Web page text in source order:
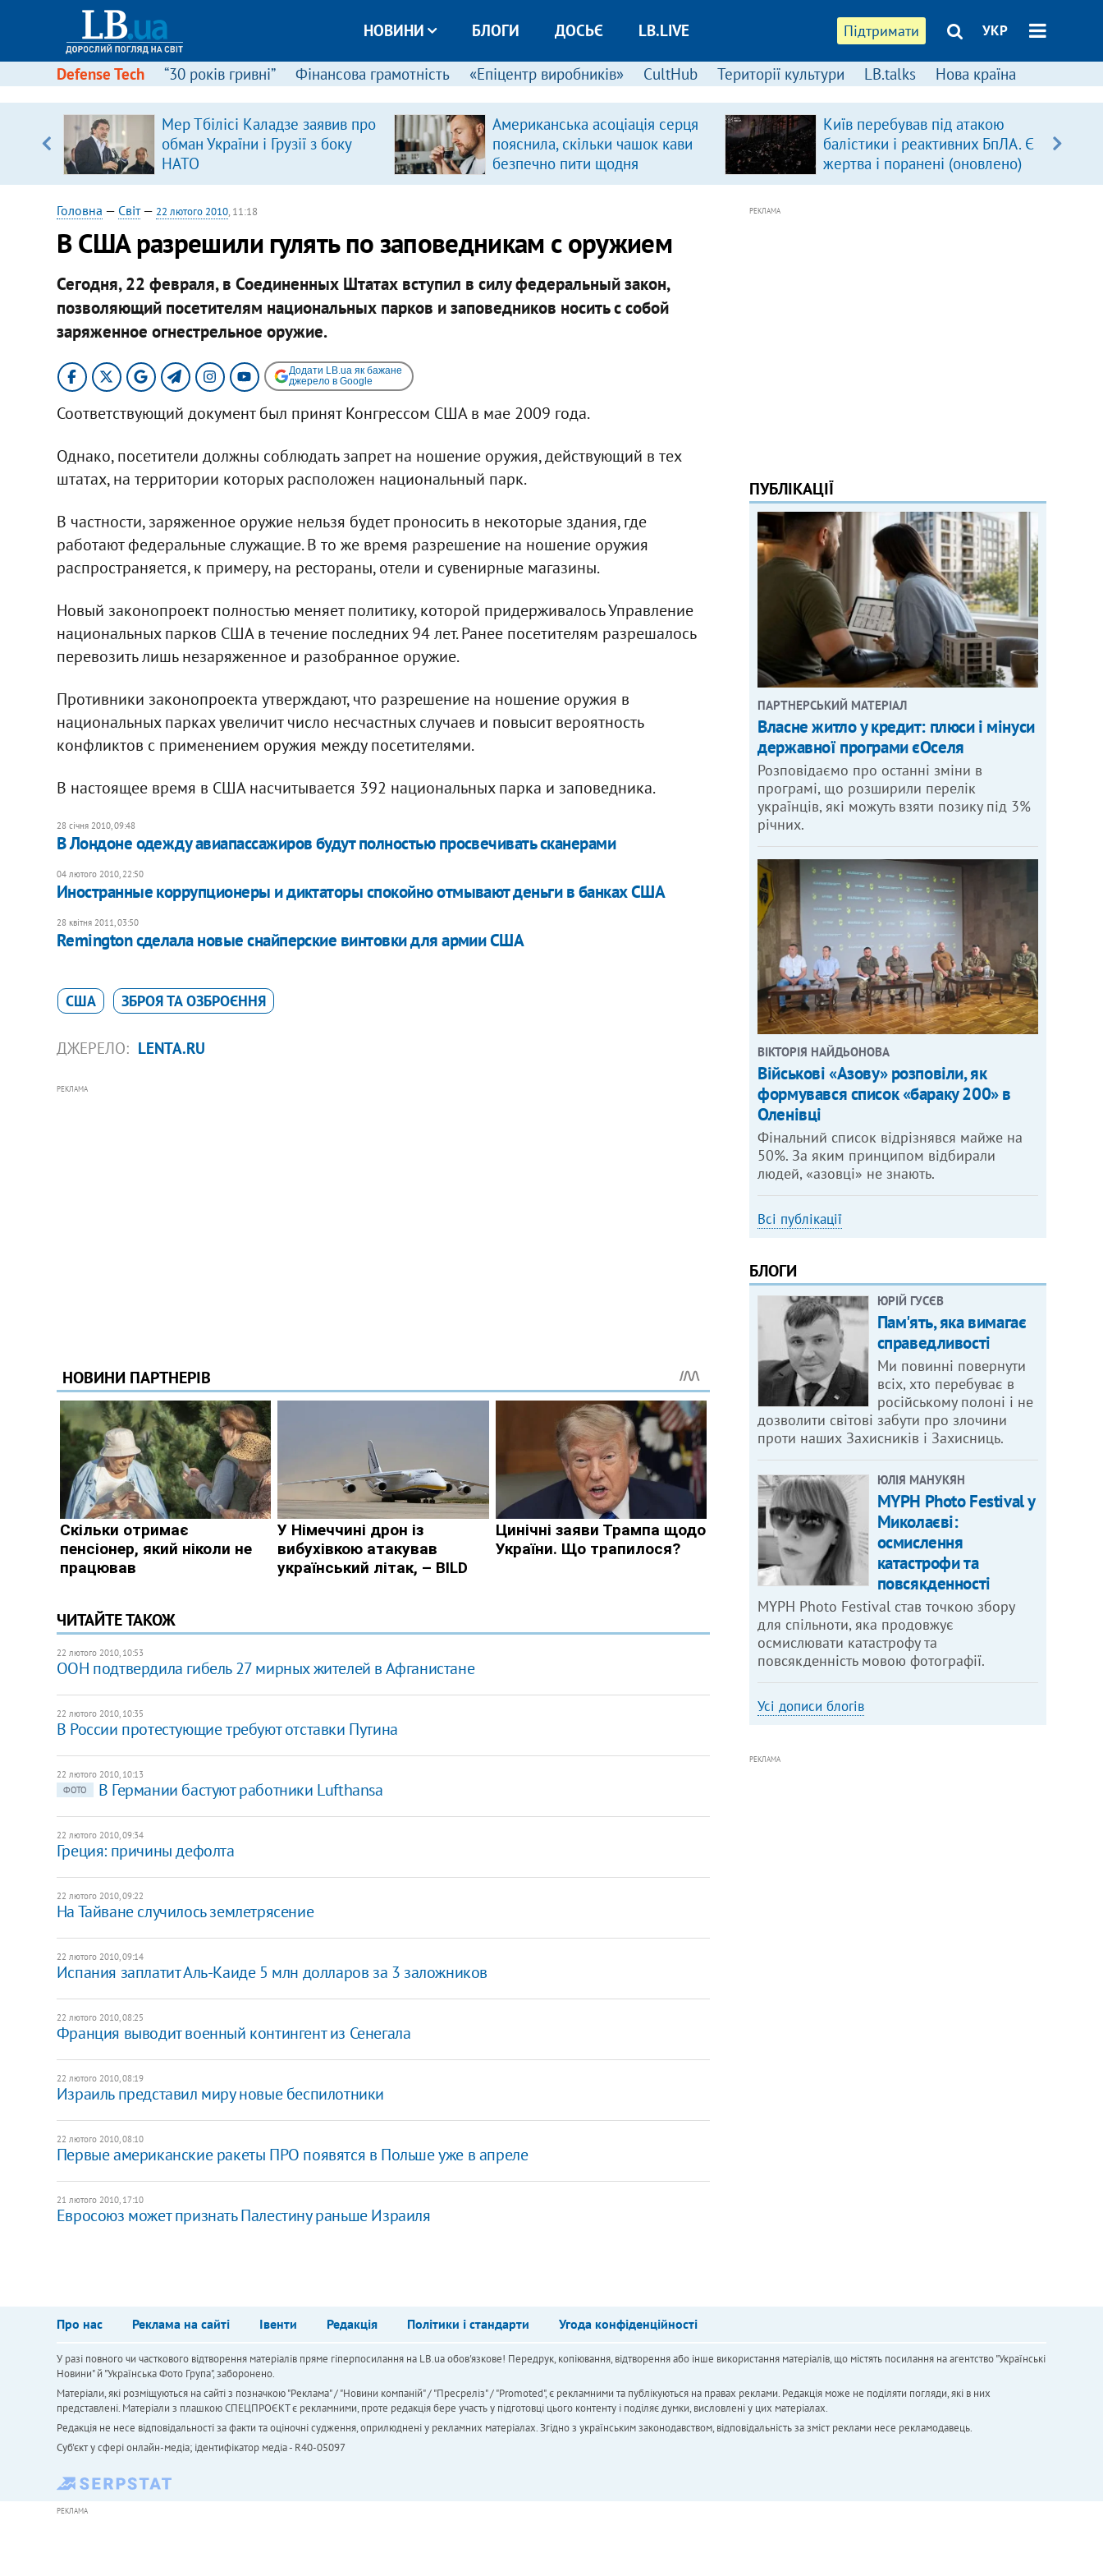
Підтримати УКР
НОВИНИ БЛОГИ ДОСЬЄ LB.LIVE
Defense Tech “30 років гривні” Фінансова грамотність «Епіцентр виробників» CultHub Території культури LB.talks Нова країна
Мер Тбілісі Каладзе заявив про
обман України і Грузії з боку
НАТО
Американська асоціація серця
пояснила, скільки чашок кави
безпечно пити щодня
Київ перебував під атакою
балістики і реактивних БпЛА. Є
жертва і поранені (оновлено)
Головна — Світ— 22 лютого 2010, 11:18
В США разрешили гулять по заповедникам с оружием
Сегодня, 22 февраля, в Соединенных Штатах вступил в силу федеральный закон,
позволяющий посетителям национальных парков и заповедников носить с собой
заряженное огнестрельное оружие.
Додати LB.ua як бажане
джерело в Google
Соответствующий документ был принят Конгрессом США в мае 2009 года.
Однако, посетители должны соблюдать запрет на ношение оружия, действующий в тех
штатах, на территории которых расположен национальный парк.
В частности, заряженное оружие нельзя будет проносить в некоторые здания, где
работают федеральные служащие. В то же время разрешение на ношение оружия
распространяется, к примеру, на рестораны, отели и сувенирные магазины.
Новый законопроект полностью меняет политику, которой придерживалось Управление
национальных парков США в течение последних 94 лет. Ранее посетителям разрешалось
перевозить лишь незаряженное и разобранное оружие.
Противники законопроекта утверждают, что разрешение на ношение оружия в
национальных парках увеличит число несчастных случаев и повысит вероятность
конфликтов с применением оружия между посетителями.
В настоящее время в США насчитывается 392 национальных парка и заповедника.
28 січня 2010, 09:48
В Лондоне одежду авиапассажиров будут полностью просвечивать сканерами
04 лютого 2010, 22:50
Иностранные коррупционеры и диктаторы спокойно отмывают деньги в банках США
28 квітня 2011, 03:50
Remington сделала новые снайперские винтовки для армии США
США ЗБРОЯ ТА ОЗБРОЄННЯ
ДЖЕРЕЛО: LENTA.RU
РЕКЛАМА
ЧИТАЙТЕ ТАКОЖ
22 лютого 2010, 10:53
ООН подтвердила гибель 27 мирных жителей в Афганистане
22 лютого 2010, 10:35
В России протестующие требуют отставки Путина
22 лютого 2010, 10:13
ФОТО
В Германии бастуют работники Lufthansa
22 лютого 2010, 09:34
Греция: причины дефолта
22 лютого 2010, 09:22
На Тайване случилось землетрясение
22 лютого 2010, 09:14
Испания заплатит Аль-Каиде 5 млн долларов за 3 заложников
22 лютого 2010, 08:25
Франция выводит военный контингент из Сенегала
22 лютого 2010, 08:19
Израиль представил миру новые беспилотники
22 лютого 2010, 08:10
Первые американские ракеты ПРО появятся в Польше уже в апреле
21 лютого 2010, 17:10
Евросоюз может признать Палестину раньше Израиля
РЕКЛАМА
ПУБЛІКАЦІЇ
ПАРТНЕРСЬКИЙ МАТЕРІАЛ
Власне житло у кредит: плюси і мінуси
державної програми єОселя
Розповідаємо про останні зміни в
програмі, що розширили перелік
українців, які можуть взяти позику під 3%
річних.
ВІКТОРІЯ НАЙДЬОНОВА
Військові «Азову» розповіли, як
формувався список «бараку 200» в
Оленівці
Фінальний список відрізнявся майже на
50%. За яким принципом відбирали
людей, «азовці» не знають.
Всі публікації
БЛОГИ
ЮРІЙ ГУСЄВ
Пам'ять, яка вимагає
справедливості
Ми повинні повернути
всіх, хто перебуває в
російському полоні і не
дозволити світові забути про злочини
проти наших Захисників і Захисниць.
ЮЛІЯ МАНУКЯН
MYPH Photo Festival у
Миколаєві:
осмислення
катастрофи та
повсякденності
MYPH Photo Festival став точкою збору
для спільноти, яка продовжує
осмислювати катастрофу та
повсякденність мовою фотографії.
Усі дописи блогів
РЕКЛАМА
Про нас Реклама на сайті Івенти Редакція Політики і стандарти Угода конфіденційності
У разі повного чи часткового відтворення матеріалів пряме гіперпосилання на LB.ua обов'язкове! Передрук, копіювання, відтворення або інше використання матеріалів, що містять посилання на агентство "Українськi
Новини" й "Українська Фото Група", заборонено.
Матеріали, які розміщуються на сайті з позначкою "Реклама" / "Новини компаній" / "Пресреліз" / "Promoted", є рекламними та публікуються на правах реклами. Редакція може не поділяти погляди, які в них
представлені. Матеріали з плашкою СПЕЦПРОЄКТ є рекламними, проте редакція бере участь у підготовці цього контенту і поділяє думки, висловлені у цих матеріалах.
Редакція не несе відповідальності за факти та оціночні судження, оприлюднені у рекламних матеріалах. Згідно з українським законодавством, відповідальність за зміст реклами несе рекламодавець.
Cуб'єкт у сфері онлайн-медіа; ідентифікатор медіа - R40-05097
РЕКЛАМА